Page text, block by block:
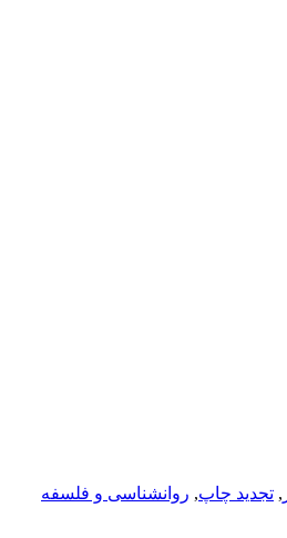
, تجدید چاپ, روانشناسی و فلسفه